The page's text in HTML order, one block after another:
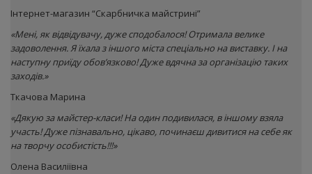
Інтернет-магазин “Скарбничка майстрині”
«Мені, як відвідувачу, дуже сподобалося! Отримала велике
задоволення. Я їхала з іншого міста спеціально на виставку. І на
наступну приїду обов’язково! Дуже вдячна за організацію таких
заходів.»
Ткачова Марина
«Дякую за майстер-класи! На один подивилася, в іншому взяла
участь! Дуже пізнавально, цікаво, починаєш дивитися на себе як
на творчу особистість!!!»
Олена Василіївна